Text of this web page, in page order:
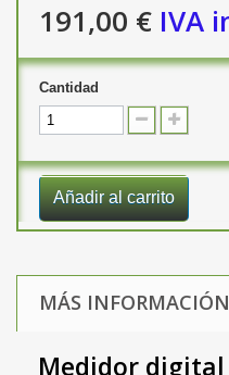
191,00 € IVA
Cantidad
Añadir al carrito
MÁS INFORMACIÓN
Medidor digital